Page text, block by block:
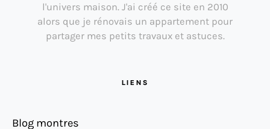
l'univers maison. J'ai créé ce site en 2010
alors que je rénovais un appartement pour
partager mes petits travaux et astuces.
LIENS
Blog montres